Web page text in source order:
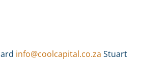
info@coolcapital.co.za Stuart